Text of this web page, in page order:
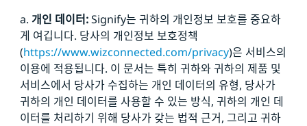
a. 개인 데이터:Signify는 귀하의 개인정보 보호를 중요하
게 여깁니다. 당사의 개인정보 보호정책
(https://www.wizconnected.com/privacy)은 서비스의
이용에 적용됩니다. 이 문서는 특히 귀하와 귀하의 제품 및
서비스에서 당사가 수집하는 개인 데이터의 유형, 당사가
귀하의 개인 데이터를 사용할 수 있는 방식, 귀하의 개인 데
이터를 처리하기 위해 당사가 갖는 법적 근거, 그리고 귀하